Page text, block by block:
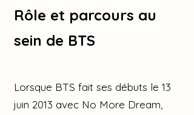
Rôle et parcours au
sein de BTS
Lorsque BTS fait ses débuts le 13
juin 2013 avec No More Dream,